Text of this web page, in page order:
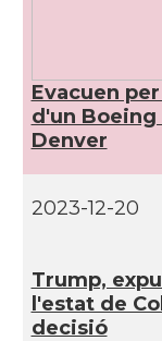
CAMON
CAMON
Evacuen
d'un
Denver
2023-12-20
Trump,
l'estat de
decisió